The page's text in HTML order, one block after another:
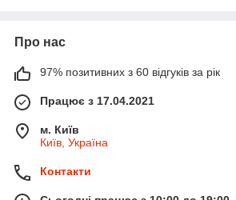
Про нас
97% позитивних з 60 відгуків за рік
Працює з 17.04.2021
м. Київ
Київ, Україна
Контакти